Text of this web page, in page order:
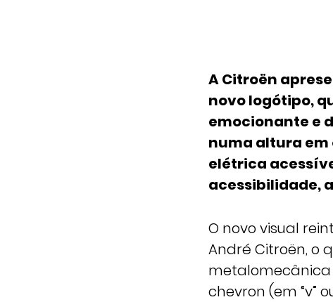
A Citroën
novo logótipo,
emocionante e
numa altura em
elétrica
acessibilidade,
O novo visual
André Citroën, o
metalomecânica
chevron (em “v”